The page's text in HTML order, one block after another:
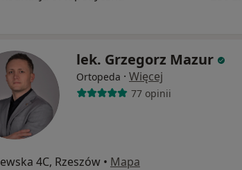
lek. Grzegorz Mazur
Ortopeda · Więcej
77 opinii
4C, Rzeszów • Mapa